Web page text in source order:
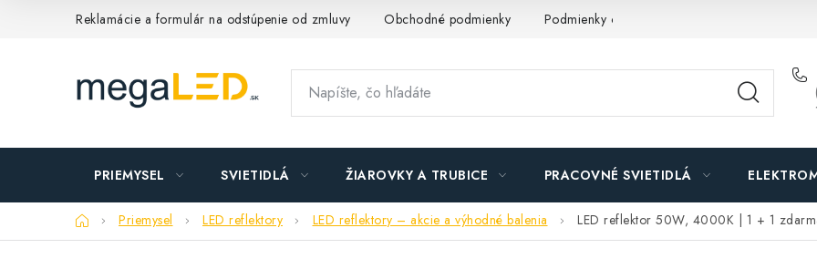
Reklamácie a formulár na odstúpenie od zmluvy Obchodné podmienky Podmienky ochrany osobných údajov
PRIEMYSEL SVIETIDLÁ ŽIAROVKY A TRUBICE PRACOVNÉ SVIETIDLÁ
DomovPriemysel LED reflektory LED reflektory – akcie a výhodné balenia LED reflektor 50W, 4000K | 1 + 1